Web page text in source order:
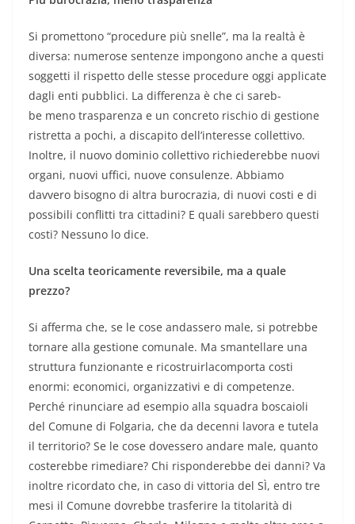
Si promettono “procedure più snelle”, ma la realtà è
diversa: numerose sentenze impongono anche a questi
soggetti il rispetto delle stesse procedure oggi applicate
dagli enti pubblici. La differenza è che ci sareb-
be meno trasparenza e un concreto rischio di gestione
ristretta a pochi, a discapito dell’interesse collettivo.
Inoltre, il nuovo dominio collettivo richiederebbe nuovi
organi, nuovi uffici, nuove consulenze. Abbiamo
davvero bisogno di altra burocrazia, di nuovi costi e di
possibili conflitti tra cittadini? E quali sarebbero questi
costi? Nessuno lo dice.
Una scelta teoricamente reversibile, ma a quale
prezzo?
Si afferma che, se le cose andassero male, si potrebbe
tornare alla gestione comunale. Ma smantellare una
struttura funzionante e ricostruirlacomporta costi
enormi: economici, organizzativi e di competenze.
Perché rinunciare ad esempio alla squadra boscaioli
del Comune di Folgaria, che da decenni lavora e tutela
il territorio? Se le cose dovessero andare male, quanto
costerebbe rimediare? Chi risponderebbe dei danni? Va
inoltre ricordato che, in caso di vittoria del SÌ, entro tre
mesi il Comune dovrebbe trasferire la titolarità di